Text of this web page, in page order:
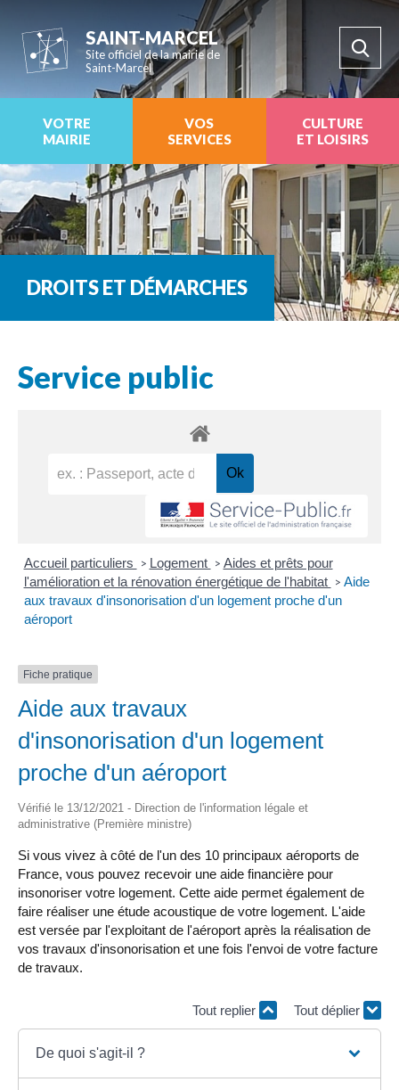
SAINT-MARCEL
Site officiel de la mairie de
Saint-Marcel
VOTRE
MAIRIE
VOS
SERVICES
CULTURE
ET LOISIRS
DROITS ET DÉMARCHES
Service public
Accueil particuliers > Logement > Aides et prêts pour
l'amélioration et la rénovation énergétique de l'habitat > Aide
aux travaux d'insonorisation d'un logement proche d'un
aéroport
Fiche pratique
Aide aux travaux
d'insonorisation d'un logement
proche d'un aéroport
Vérifié le 13/12/2021 - Direction de l'information légale et
administrative (Première ministre)
Si vous vivez à côté de l'un des 10 principaux aéroports de
France, vous pouvez recevoir une aide financière pour
insonoriser votre logement. Cette aide permet également de
faire réaliser une étude acoustique de votre logement. L'aide
est versée par l'exploitant de l'aéroport après la réalisation de
vos travaux d'insonorisation et une fois l'envoi de votre facture
de travaux.
Tout replier Tout déplier
De quoi s'agit-il ?